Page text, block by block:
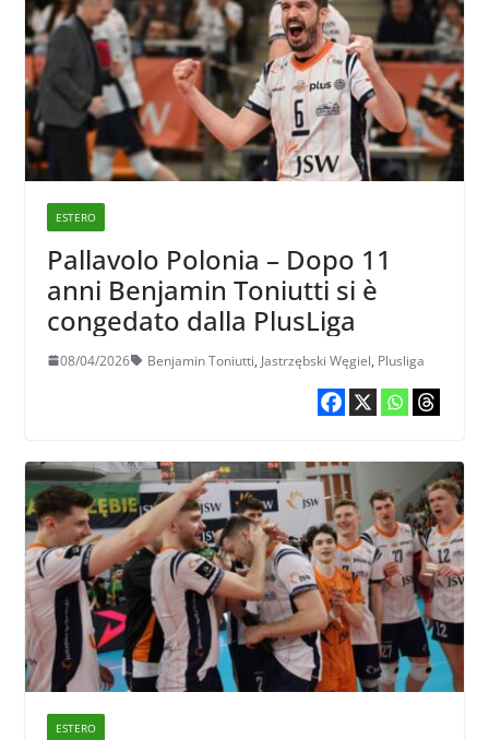
ESTERO
Pallavolo Polonia – Dopo 11
anni Benjamin Toniutti si è
congedato dalla PlusLiga
08/04/2026 Benjamin Toniutti, Jastrzębski Węgiel, Plusliga
ESTERO